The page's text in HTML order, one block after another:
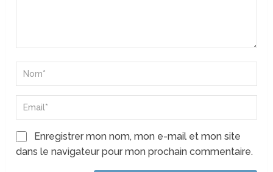
Enregistrer mon nom, mon e-mail et mon site
dans le navigateur pour mon prochain commentaire.